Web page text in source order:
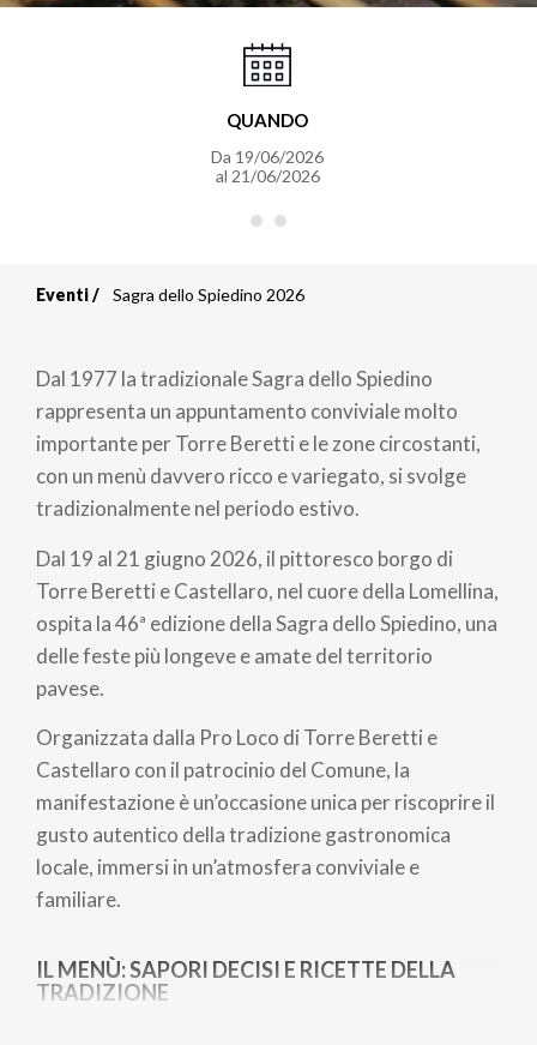
QUANDO
Da 19/06/2026
al 21/06/2026
di
pane
Eventi Sagra dello Spiedino 2026
Dal 1977 la tradizionale Sagra dello Spiedino
rappresenta un appuntamento conviviale molto
importante per Torre Beretti e le zone circostanti,
con un menù davvero ricco e variegato, si svolge
tradizionalmente nel periodo estivo.
Dal 19 al 21 giugno 2026, il pittoresco borgo di
Torre Beretti e Castellaro, nel cuore della Lomellina,
ospita la 46ª edizione della Sagra dello Spiedino, una
delle feste più longeve e amate del territorio
pavese.
Organizzata dalla Pro Loco di Torre Beretti e
Castellaro con il patrocinio del Comune, la
manifestazione è un’occasione unica per riscoprire il
gusto autentico della tradizione gastronomica
locale, immersi in un’atmosfera conviviale e
familiare.
IL MENÙ: SAPORI DECISI E RICETTE DELLA
TRADIZIONE